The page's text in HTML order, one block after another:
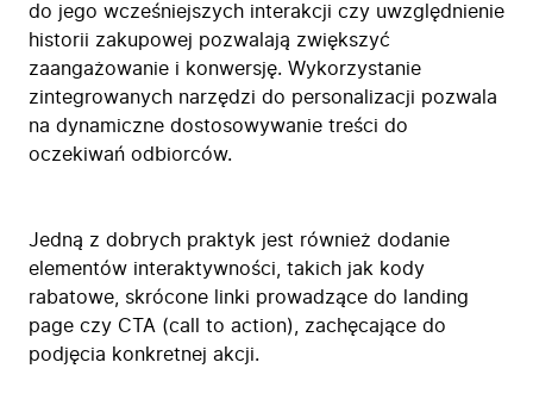
do jego wcześniejszych interakcji czy uwzględnienie
historii zakupowej pozwalają zwiększyć
zaangażowanie i konwersję. Wykorzystanie
zintegrowanych narzędzi do personalizacji pozwala
na dynamiczne dostosowywanie treści do
oczekiwań odbiorców.
Jedną z dobrych praktyk jest również dodanie
elementów interaktywności, takich jak kody
rabatowe, skrócone linki prowadzące do landing
page czy CTA (call to action), zachęcające do
podjęcia konkretnej akcji.